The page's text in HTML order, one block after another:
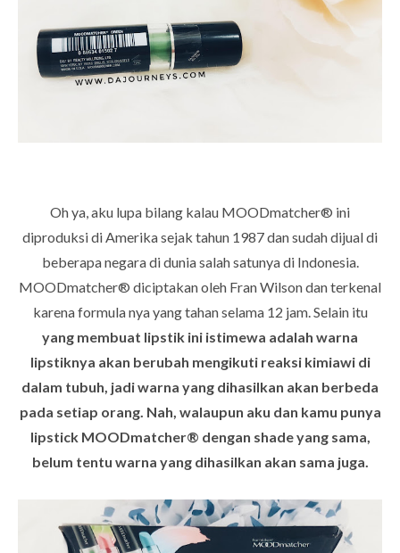
Oh ya, aku lupa bilang kalau MOODmatcher® ini
diproduksi di Amerika sejak tahun 1987 dan sudah dijual di
beberapa negara di dunia salah satunya di Indonesia.
MOODmatcher® diciptakan oleh Fran Wilson dan terkenal
karena formula nya yang tahan selama 12 jam. Selain itu
yang membuat lipstik ini istimewa adalah warna
lipstiknya akan berubah mengikuti reaksi kimiawi di
dalam tubuh, jadi warna yang dihasilkan akan berbeda
pada setiap orang. Nah, walaupun aku dan kamu punya
lipstick MOODmatcher® dengan shade yang sama,
belum tentu warna yang dihasilkan akan sama juga.